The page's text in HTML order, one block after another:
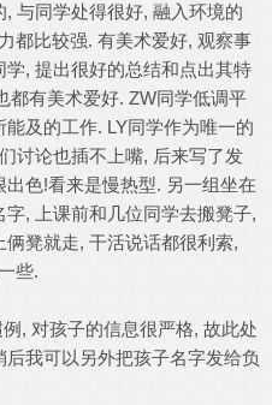
与同学处得很好, 融入环境的
都比较强. 有美术爱好, 观察事
, 提出很好的总结和点出其特
都有美术爱好. ZW同学低调平
及的工作. LY同学作为唯一的
讨论也插不上嘴, 后来写了发
色!看来是慢热型. 另一组坐在
, 上课前和几位同学去搬凳子,
凳就走, 干活说话都很利索,
些.
, 对孩子的信息很严格, 故此处
我可以另外把孩子名字发给负